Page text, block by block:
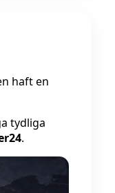
haft en
tydliga
.